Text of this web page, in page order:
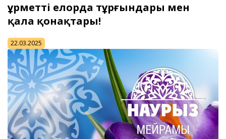
Құрметті елорда тұрғындары мен
қала қонақтары!
22.03.2025